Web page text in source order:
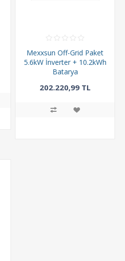
Mexxsun Off-Grid Paket
5.6kW İnverter + 10.2kWh
Batarya
202.220,99 TL